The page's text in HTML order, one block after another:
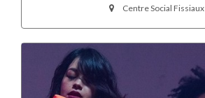
Centre Social Fissiaux